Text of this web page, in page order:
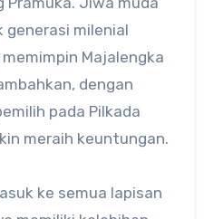
generasi milenial
Majalengka
dengan
pada Pilkada
meraih keuntungan.
ke semua lapisan